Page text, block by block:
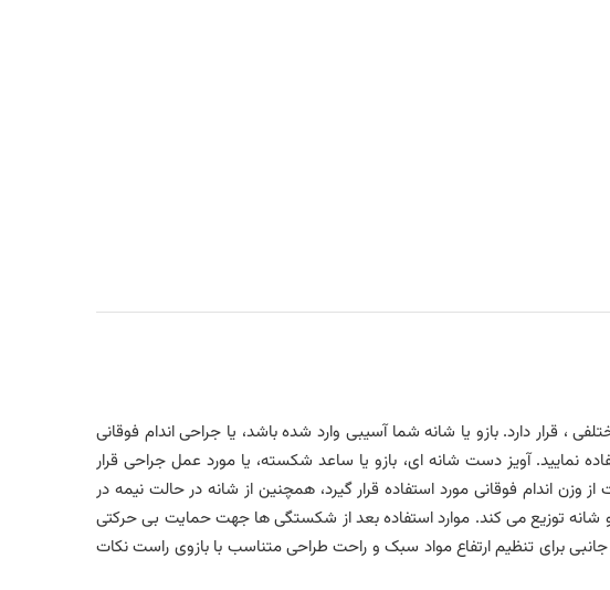
قرار دارد. بازو یا شانه شما آسیبی وارد شده باشد، یا جراحی اندام فوقانی
آویز دست شانه ای، بازو یا ساعد شکسته، یا مورد عمل جراحی قرار
اندام فوقانی مورد استفاده قرار گیرد، همچنین از شانه در حالت نیمه در
توزیع می کند. موارد استفاده بعد از شکستگی ها جهت حمایت بی حرکتی
برای تنظیم ارتفاع مواد سبک و راحت طراحی متناسب با بازوی راست نکات